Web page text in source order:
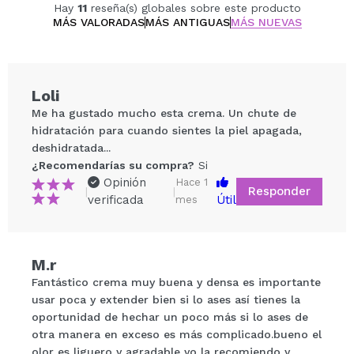
ayudar a calmar las irritaciones, limpiar, hidratar,
Smooth Cozy Soufflé
secas y deshidratadas que buscan hidratar,
reafirmar y restaurar la elasticidad de la piel. Esta
crema puede ayudar a comseguir una piel
más firme y aterciopelada, unificar el tono de la
piel, aportar luminosidad y estimular la producción
Hay 11reseña(s) globales sobre este producto
MÁS VALORADASMÁS ANTIGUASMÁS NUEVAS
¿Recomendarías su compra? Si
5/5
Loli
Me ha gustado mucho esta crema. Un chute de
hidratación para cuando sientes la piel apagada,
deshidratada...
¿Recomendarías su compra? Si
|
Opinión
verificada
|
Hace 1
mes
Útil
Responder
M.r
Fantástico crema muy buena y densa es importante
usar poca y extender bien si lo ases así tienes la
oportunidad de hechar un poco más si lo ases de
otra manera en exceso es más complicado.bueno el